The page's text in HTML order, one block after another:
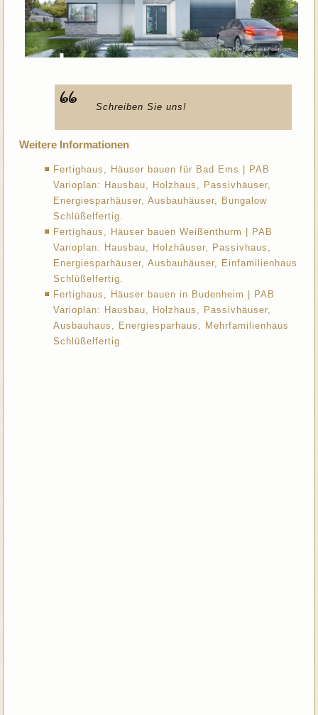
Schreiben Sie uns!
Weitere Informationen
Fertighaus, Häuser bauen für Bad Ems | PAB
Varioplan: Hausbau, Holzhaus, Passivhäuser,
Energiesparhäuser, Ausbauhäuser, Bungalow
Schlüßelfertig.
Fertighaus, Häuser bauen Weißenthurm | PAB
Varioplan: Hausbau, Holzhäuser, Passivhaus,
Energiesparhäuser, Ausbauhäuser, Einfamilienhaus
Schlüßelfertig.
Fertighaus, Häuser bauen in Budenheim | PAB
Varioplan: Hausbau, Holzhaus, Passivhäuser,
Ausbauhaus, Energiesparhaus, Mehrfamilienhaus
Schlüßelfertig.